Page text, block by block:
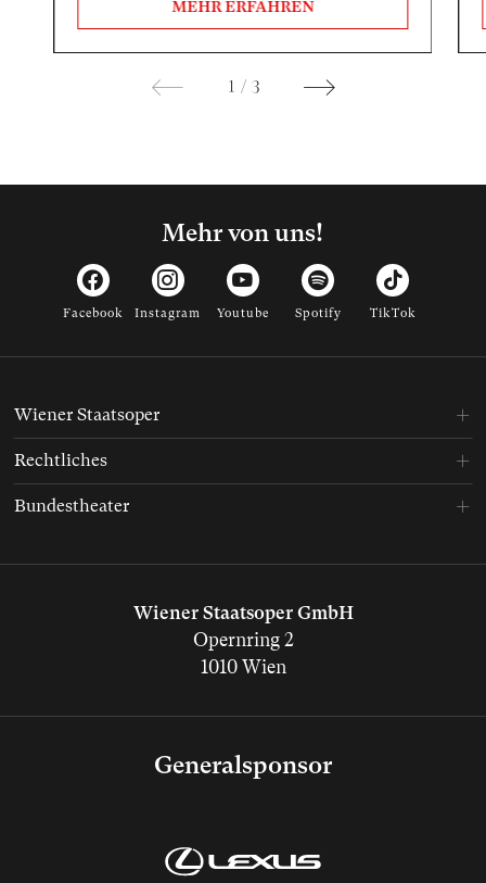
MEHR ERFAHREN
1 / 3
Mehr von uns!
Facebook Instagram Youtube Spotify TikTok
Generalsponsor
Wiener Staatsoper GmbH
Opernring 2
1010 Wien
Wiener Staatsoper
Rechtliches
Bundestheater